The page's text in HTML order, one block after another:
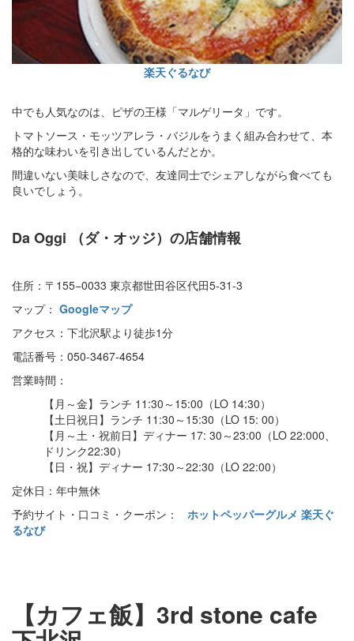
楽天ぐるなび
中でも人気なのは、ピザの王様「マルゲリータ」です。
トマトソース・モッツアレラ・バジルをうまく組み合わせて、本
格的な味わいを引き出しているんだとか。
間違いない美味しさなので、友達同士でシェアしながら食べても
良いでしょう。
Da Oggi （ダ・オッジ）の店舗情報
住所：〒155−0033 東京都世田谷区代田5-31-3
マップ： Googleマップ
アクセス：下北沢駅より徒歩1分
電話番号：050-3467-4654
営業時間：
【月～金】ランチ 11:30～15:00（LO 14:30）
【土日祝日】ランチ 11:30～15:30（LO 15: 00）
【月～土・祝前日】ディナー 17: 30～23:00（LO 22:000、
ドリンク22:30）
【日・祝】ディナー 17:30～22:30（LO 22:00）
定休日：年中無休
予約サイト・口コミ・クーポン：
ホットペッパーグルメ 楽天ぐ
るなび
【カフェ飯】3rd stone cafe